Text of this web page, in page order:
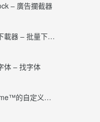
– 廣告攔截器
圖片下載器 – 批量下載圖片
体 – 找字体
Chrome™的自定义光标